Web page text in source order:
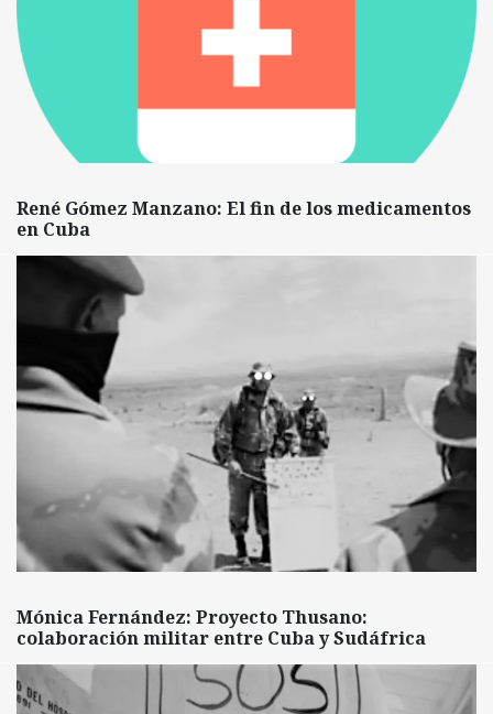
René Gómez Manzano: El fin de los medicamentos
en Cuba
Mónica Fernández: Proyecto Thusano:
colaboración militar entre Cuba y Sudáfrica